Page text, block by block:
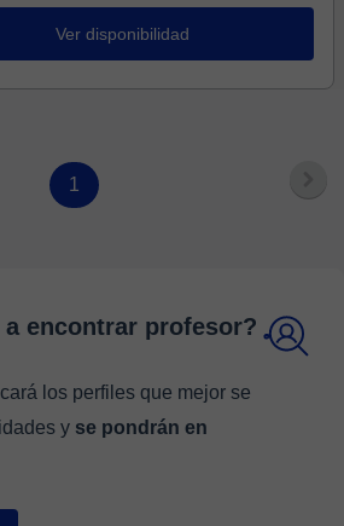
Ver disponibilidad
1
a encontrar profesor?
los perfiles que mejor se
y se pondrán en